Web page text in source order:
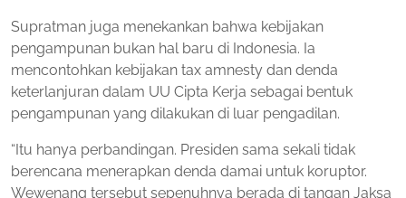
Supratman juga menekankan bahwa kebijakan
pengampunan bukan hal baru di Indonesia. Ia
mencontohkan kebijakan tax amnesty dan denda
keterlanjuran dalam UU Cipta Kerja sebagai bentuk
pengampunan yang dilakukan di luar pengadilan.
“Itu hanya perbandingan. Presiden sama sekali tidak
berencana menerapkan denda damai untuk koruptor.
Wewenang tersebut sepenuhnya berada di tangan Jaksa